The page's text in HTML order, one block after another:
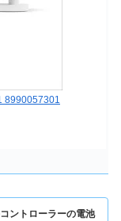
8990057301
ントローラーの電池